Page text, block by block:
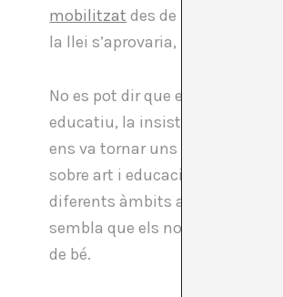
mobilitzat des de fa mesos en
la llei s’aprovaria, premonició
No es pot dir que els que hem
educatiu, la insistència dels
ens va tornar uns descreguts,
sobre art i educació que es
diferents àmbits acadèmics
sembla que els nostres
de bé.